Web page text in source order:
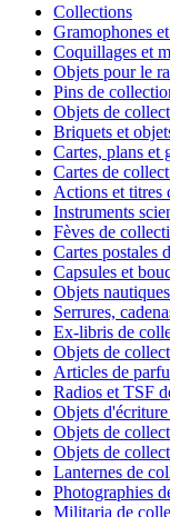
Collections
Gramophones
Coquillages et
Objets pour le
Pins de
Objets de
Briquets et
Cartes, plans et
Cartes de
Actions et titres
Instruments
Fèves de
Cartes postales
Capsules et
Objets
Serrures,
Ex-libris de
Objets de
Articles de
Radios et TSF
Objets
Objets de
Objets de
Lanternes de
Photographies
Militaria de